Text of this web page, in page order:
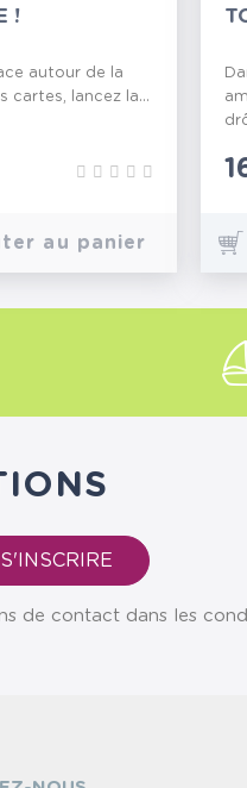
!
autour de la
cartes, lancez la...
au panier
de contact dans les